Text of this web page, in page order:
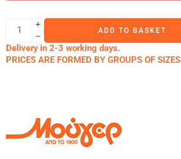
ADD TO BASKET
Delivery in 2-3 working days.
PRICES ARE FORMED BY GROUPS OF SIZES